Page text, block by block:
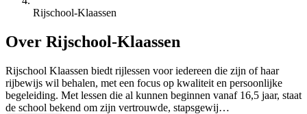
Rijschool-Klaassen
Over Rijschool-Klaassen
Rijschool Klaassen biedt rijlessen voor iedereen die zijn of haar
rijbewijs wil behalen, met een focus op kwaliteit en persoonlijke
begeleiding. Met lessen die al kunnen beginnen vanaf 16,5 jaar, staat
de school bekend om zijn vertrouwde, stapsgewij…